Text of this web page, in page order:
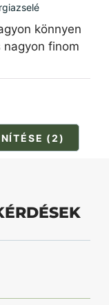
könnyen
nagyon finom
(2)